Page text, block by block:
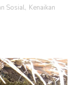
Sosial, Kenaikan